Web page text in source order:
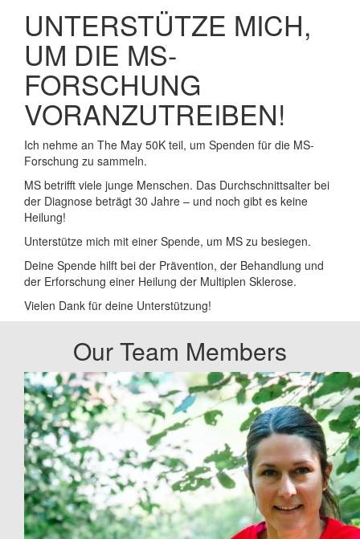
UNTERSTÜTZE MICH,
UM DIE MS-
FORSCHUNG
VORANZUTREIBEN!
Ich nehme an The May 50K teil, um Spenden für die MS-
Forschung zu sammeln.
MS betrifft viele junge Menschen. Das Durchschnittsalter bei
der Diagnose beträgt 30 Jahre – und noch gibt es keine
Heilung!
Unterstütze mich mit einer Spende, um MS zu besiegen.
Deine Spende hilft bei der Prävention, der Behandlung und
der Erforschung einer Heilung der Multiplen Sklerose.
Vielen Dank für deine Unterstützung!
Our Team Members